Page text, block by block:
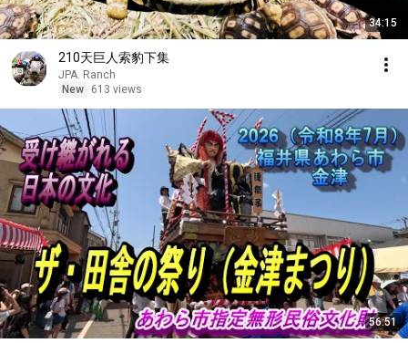
34:15
210天巨人索豹下集
JPA. Ranch
New
613 views
56:51